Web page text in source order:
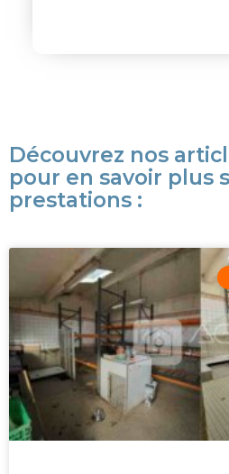
Découvrez nos
pour en savoir plus
prestations :